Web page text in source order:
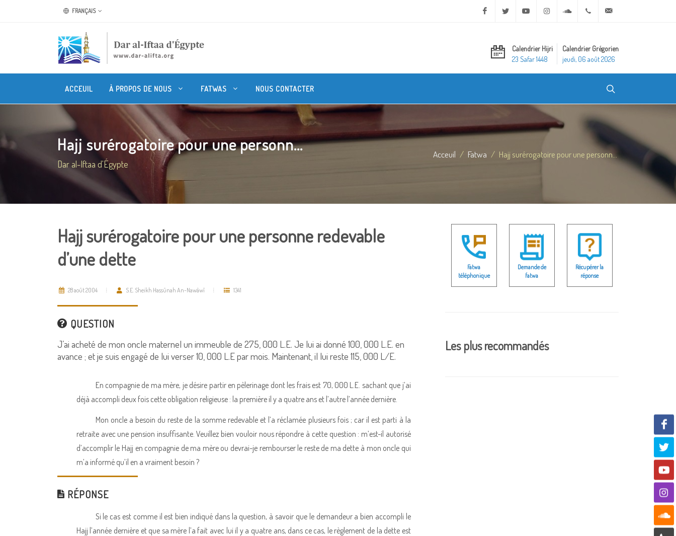
FRANÇAIS Facebook Twitter Youtube Instagram Soundcloud+20 2 25970400
Calendrier Hijri
23 Safar 1448
Calendrier Grégorien
jeudi, 06 août 2026
ACCEUIL À PROPOS DE NOUS FATWAS NOUS CONTACTER
Hajj surérogatoire pour une personn...
Dar al-Iftaa d'Égypte
Acceuil Fatwa Hajj surérogatoire pour une personn...
Hajj surérogatoire pour une personne redevable
d’une dette
28 août 2004 S.E. Sheikh Hassûnah An-Nawâwî 1341
QUESTION
J’ai acheté de mon oncle maternel un immeuble de 275, 000 L.E. Je lui ai donné 100, 000 L.E. en
avance ; et je suis engagé de lui verser 10, 000 L.E par mois. Maintenant, il lui reste 115, 000 L/E.
En compagnie de ma mère, je désire partir en pèlerinage dont les frais est 70, 000 L.E. sachant que j’ai
déjà accompli deux fois cette obligation religieuse : la première il y a quatre ans et l’autre l’année dernière.
Mon oncle a besoin du reste de la somme redevable et l’a réclamée plusieurs fois ; car il est parti à la
retraite avec une pension insuffisante. Veuillez bien vouloir nous répondre à cette question : m’est-il autorisé
d’accomplir le Hajj en compagnie de ma mère ou devrai-je rembourser le reste de ma dette à mon oncle qui
m’a informé qu’il en a vraiment besoin ?
RÉPONSE
Si le cas est comme il est bien indiqué dans la question, à savoir que le demandeur a bien accompli le
Hajj l’année dernière et que sa mère l’a fait avec lui il y a quatre ans, dans ce cas, le règlement de la dette est
Fatwa
téléphonique
Demande de
fatwa
Récupérer la
réponse
Les plus recommandés